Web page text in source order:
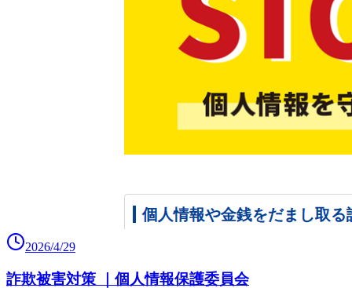
2026/4/29
詐欺被害対策 ｜個人情報保護委員会